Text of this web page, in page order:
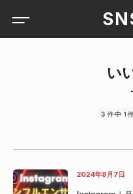
い
3 件中 1
2024年8月7日